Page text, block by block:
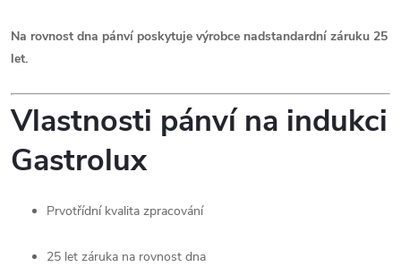
Na rovnost dna pánví poskytuje výrobce nadstandardní záruku 25
let.
Vlastnosti pánví na indukci
Gastrolux
Prvotřídní kvalita zpracování
25 let záruka na rovnost dna